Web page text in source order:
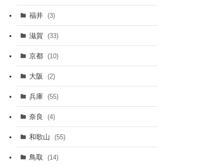
福井 (3)
滋賀 (33)
京都 (10)
大阪 (2)
兵庫 (55)
奈良 (4)
和歌山 (55)
鳥取 (14)